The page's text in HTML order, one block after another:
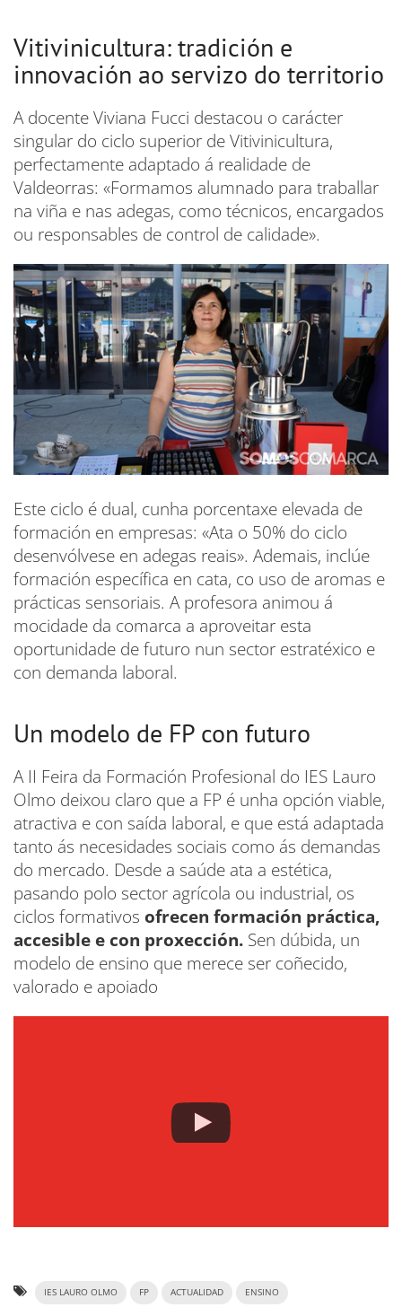
Vitivinicultura: tradición e
innovación ao servizo do territorio
A docente Viviana Fucci destacou o carácter
singular do ciclo superior de Vitivinicultura,
perfectamente adaptado á realidade de
Valdeorras: «Formamos alumnado para traballar
na viña e nas adegas, como técnicos, encargados
ou responsables de control de calidade».
Este ciclo é dual, cunha porcentaxe elevada de
formación en empresas: «Ata o 50% do ciclo
desenvólvese en adegas reais». Ademais, inclúe
formación específica en cata, co uso de aromas e
prácticas sensoriais. A profesora animou á
mocidade da comarca a aproveitar esta
oportunidade de futuro nun sector estratéxico e
con demanda laboral.
Un modelo de FP con futuro
A II Feira da Formación Profesional do IES Lauro
Olmo deixou claro que a FP é unha opción viable,
atractiva e con saída laboral, e que está adaptada
tanto ás necesidades sociais como ás demandas
do mercado. Desde a saúde ata a estética,
pasando polo sector agrícola ou industrial, os
ciclos formativos ofrecen formación práctica,
accesible e con proxección. Sen dúbida, un
modelo de ensino que merece ser coñecido,
valorado e apoiado
IES LAURO OLMO FP ACTUALIDAD ENSINO